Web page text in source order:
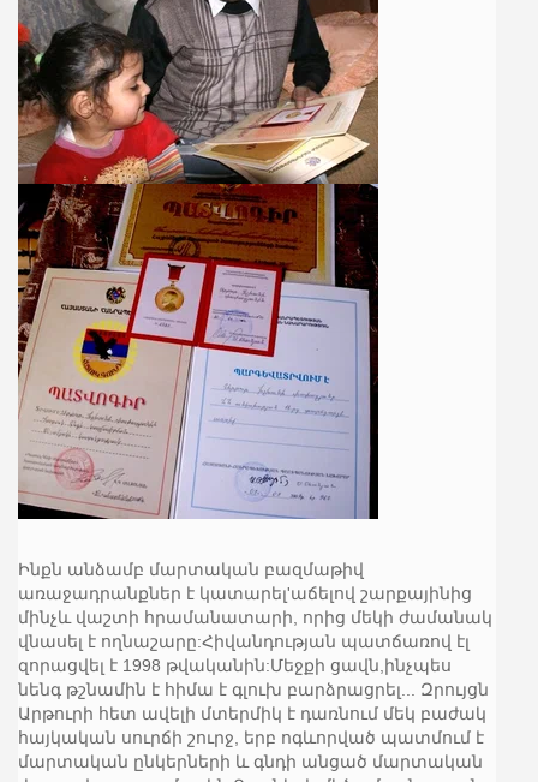
Ինքն անձամբ մարտական բազմաթիվ
առաջադրանքներ է կատարել'աճելով շարքայինից
մինչև վաշտի հրամանատարի, որից մեկի ժամանակ
վնասել է ողնաշարը:Հիվանդության պատճառով էլ
զորացվել է 1998 թվականին:Մեջքի ցավն,ինչպես
նենգ թշնամին է հիմա է գլուխ բարձրացրել... Զրույցն
Արթուրի հետ ավելի մտերմիկ է դառնում մեկ բաժակ
հայկական սուրճի շուրջ, երբ ոգևորված պատմում է
մարտական ընկերների և գնդի անցած մարտական